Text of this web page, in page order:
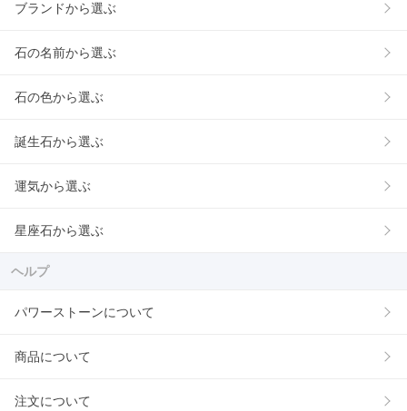
ブランドから選ぶ
石の名前から選ぶ
石の色から選ぶ
誕生石から選ぶ
運気から選ぶ
星座石から選ぶ
ヘルプ
パワーストーンについて
商品について
注文について